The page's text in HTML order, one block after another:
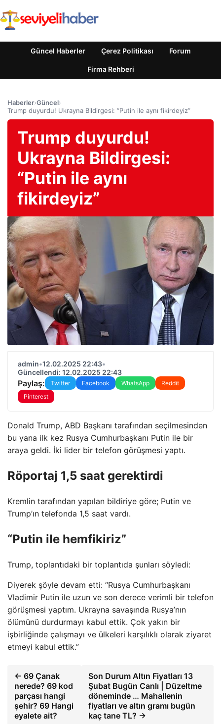
Güncel Haberler Çerez Politikası Forum
Firma Rehberi
Haberler›Güncel›
Trump duyurdu! Ukrayna Bildirgesi: “Putin ile aynı fikirdeyiz”
Trump duyurdu!
Ukrayna Bildirgesi:
“Putin ile aynı
fikirdeyiz”
admin•12.02.2025 22:43•
Güncellendi: 12.02.2025 22:43
Paylaş: Twitter Facebook WhatsApp
Reddit
Pinterest
Donald Trump, ABD Başkanı tarafından seçilmesinden
bu yana ilk kez Rusya Cumhurbaşkanı Putin ile bir
araya geldi. İki lider bir telefon görüşmesi yaptı.
Röportaj 1,5 saat gerektirdi
Kremlin tarafından yapılan bildiriye göre; Putin ve
Trump’ın telefonda 1,5 saat vardı.
“Putin ile hemfikiriz”
Trump, toplantıdaki bir toplantıda şunları söyledi:
Diyerek şöyle devam etti: “Rusya Cumhurbaşkanı
Vladimir Putin ile uzun ve son derece verimli bir telefon
görüşmesi yaptım. Ukrayna savaşında Rusya’nın
ölümünü durdurmayı kabul ettik. Çok yakın bir
işbirliğinde çalışmayı ve ülkeleri karşılıklı olarak ziyaret
etmeyi kabul ettik.”
← 69 Çanak
nerede? 69 kod
parçası hangi
şehir? 69 Hangi
eyalete ait?
Son Durum Altın Fiyatları 13
Şubat Bugün Canlı | Düzeltme
döneminde … Mahallenin
fiyatları ve altın gramı bugün
kaç tane TL? →